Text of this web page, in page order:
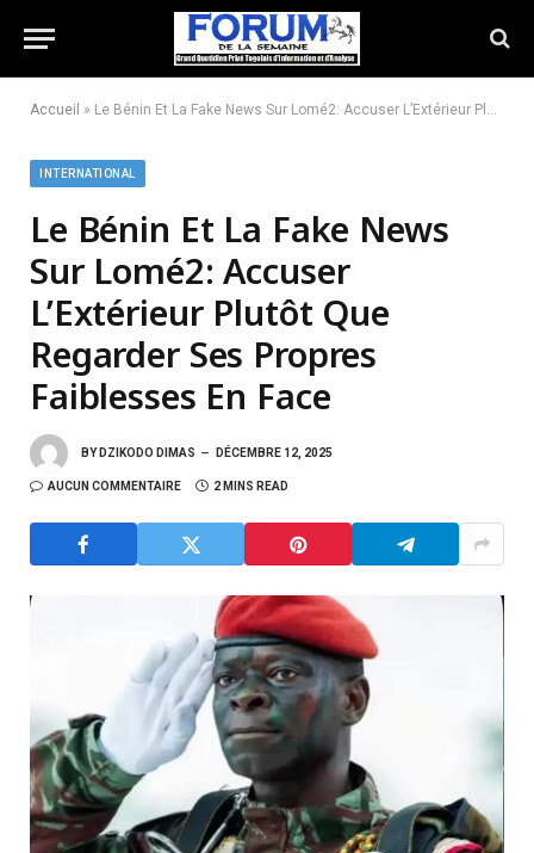
Accueil » Le Bénin Et La Fake News Sur Lomé2: Accuser L’Extérieur Plutôt Que Regarder Ses Propres Faiblesses En Face
INTERNATIONAL
Le Bénin Et La Fake News
Sur Lomé2: Accuser
L’Extérieur Plutôt Que
Regarder Ses Propres
Faiblesses En Face
BY DZIKODO DIMAS DÉCEMBRE 12, 2025
AUCUN COMMENTAIRE 2 MINS READ